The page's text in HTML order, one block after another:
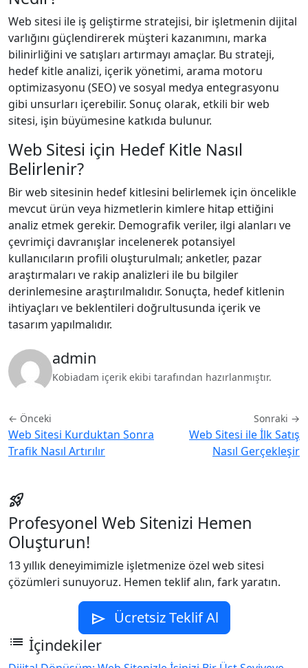
Web sitesi ile iş geliştirme stratejisi, bir işletmenin dijital
varlığını güçlendirerek müşteri kazanımını, marka
bilinirliğini ve satışları artırmayı amaçlar. Bu strateji,
hedef kitle analizi, içerik yönetimi, arama motoru
optimizasyonu (SEO) ve sosyal medya entegrasyonu
gibi unsurları içerebilir. Sonuç olarak, etkili bir web
sitesi, işin büyümesine katkıda bulunur.
Web Sitesi için Hedef Kitle Nasıl
Belirlenir?
Bir web sitesinin hedef kitlesini belirlemek için öncelikle
mevcut ürün veya hizmetlerin kimlere hitap ettiğini
analiz etmek gerekir. Demografik veriler, ilgi alanları ve
çevrimiçi davranışlar incelenerek potansiyel
kullanıcıların profili oluşturulmalı; anketler, pazar
araştırmaları ve rakip analizleri ile bu bilgiler
derinlemesine araştırılmalıdır. Sonuçta, hedef kitlenin
ihtiyaçları ve beklentileri doğrultusunda içerik ve
tasarım yapılmalıdır.
admin
Kobiadam içerik ekibi tarafından hazırlanmıştır.
← Önceki
Web Sitesi Kurduktan Sonra
Trafik Nasıl Artırılır
Sonraki →
Web Sitesi ile İlk Satış
Nasıl Gerçekleşir
rocket_launch
Profesyonel Web Sitenizi Hemen
Oluşturun!
13 yıllık deneyimimizle işletmenize özel web sitesi
çözümleri sunuyoruz. Hemen teklif alın, fark yaratın.
send Ücretsiz Teklif Al
list İçindekiler